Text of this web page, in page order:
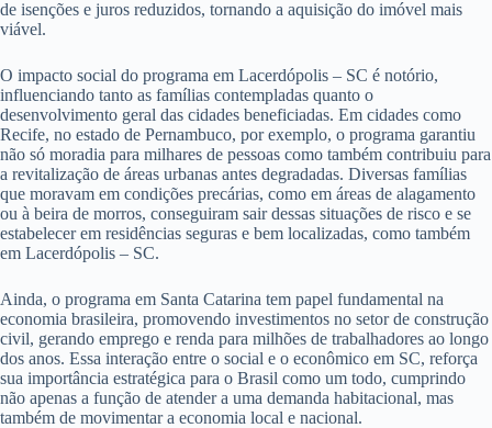
de isenções e juros reduzidos, tornando a aquisição do imóvel mais
viável.
O impacto social do programa em Lacerdópolis – SC é notório,
influenciando tanto as famílias contempladas quanto o
desenvolvimento geral das cidades beneficiadas. Em cidades como
Recife, no estado de Pernambuco, por exemplo, o programa garantiu
não só moradia para milhares de pessoas como também contribuiu para
a revitalização de áreas urbanas antes degradadas. Diversas famílias
que moravam em condições precárias, como em áreas de alagamento
ou à beira de morros, conseguiram sair dessas situações de risco e se
estabelecer em residências seguras e bem localizadas, como também
em Lacerdópolis – SC.
Ainda, o programa em Santa Catarina tem papel fundamental na
economia brasileira, promovendo investimentos no setor de construção
civil, gerando emprego e renda para milhões de trabalhadores ao longo
dos anos. Essa interação entre o social e o econômico em SC, reforça
sua importância estratégica para o Brasil como um todo, cumprindo
não apenas a função de atender a uma demanda habitacional, mas
também de movimentar a economia local e nacional.